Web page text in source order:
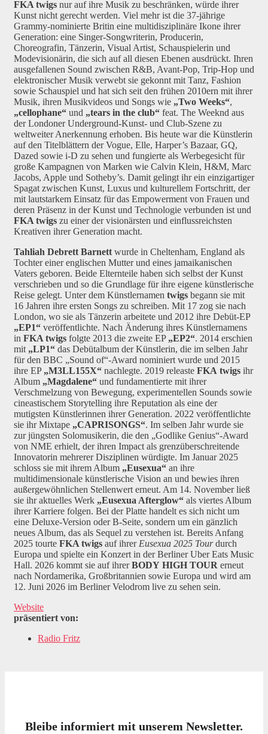
FKA twigs nur auf ihre Musik zu beschränken, würde ihrer
Kunst nicht gerecht werden. Viel mehr ist die 37-jährige
Grammy-nominierte Britin eine multidisziplinäre Ikone ihrer
Generation: eine Singer-Songwriterin, Producerin,
Choreografin, Tänzerin, Visual Artist, Schauspielerin und
Modevisionärin, die sich auf all diesen Ebenen ausdrückt. Ihren
ausgefallenen Sound zwischen R&B, Avant-Pop, Trip-Hop und
elektronischer Musik verwebt sie gekonnt mit Tanz, Fashion
sowie Schauspiel und hat sich seit den frühen 2010ern mit ihrer
Musik, ihren Musikvideos und Songs wie „Two Weeks“,
„cellophane“ und „tears in the club“ feat. The Weeknd aus
der Londoner Underground-Kunst- und Club-Szene zu
weltweiter Anerkennung erhoben. Bis heute war die Künstlerin
auf den Titelblättern der Vogue, Elle, Harper’s Bazaar, GQ,
Dazed sowie i-D zu sehen und fungierte als Werbegesicht für
große Kampagnen von Marken wie Calvin Klein, H&M, Marc
Jacobs, Apple und Sotheby’s. Damit gelingt ihr ein einzigartiger
Spagat zwischen Kunst, Luxus und kulturellem Fortschritt, der
mit lautstarkem Einsatz für das Empowerment von Frauen und
deren Präsenz in der Kunst und Technologie verbunden ist und
FKA twigs zu einer der visionärsten und einflussreichsten
Kreativen ihrer Generation macht.
Tahliah Debrett Barnett wurde in Cheltenham, England als
Tochter einer englischen Mutter und eines jamaikanischen
Vaters geboren. Beide Elternteile haben sich selbst der Kunst
verschrieben und so die Grundlage für ihre eigene künstlerische
Reise gelegt. Unter dem Künstlernamen twigs begann sie mit
16 Jahren ihre ersten Songs zu schreiben. Mit 17 zog sie nach
London, wo sie als Tänzerin arbeitete und 2012 ihre Debüt-EP
„EP1“ veröffentlichte. Nach Änderung ihres Künstlernamens
in FKA twigs folgte 2013 die zweite EP „EP2“. 2014 erschien
mit „LP1“ das Debütalbum der Künstlerin, die im selben Jahr
für den BBC „Sound of“-Award nominiert wurde und 2015
ihre EP „M3LL155X“ nachlegte. 2019 releaste FKA twigs ihr
Album „Magdalene“ und fundamentierte mit ihrer
Verschmelzung von Bewegung, experimentellen Sounds sowie
cineastischem Storytelling ihre Reputation als eine der
mutigsten Künstlerinnen ihrer Generation. 2022 veröffentlichte
sie ihr Mixtape „CAPRISONGS“. Im selben Jahr wurde sie
zur jüngsten Solomusikerin, die den „Godlike Genius“-Award
von NME erhielt, der ihren Impact als grenzüberschreitende
Innovatorin mehrerer Disziplinen würdigte. Im Januar 2025
schloss sie mit ihrem Album „Eusexua“ an ihre
multidimensionale künstlerische Vision an und bewies ihren
außergewöhnlichen Stellenwert erneut. Am 14. November ließ
sie ihr aktuelles Werk „Eusexua Afterglow“ als viertes Album
ihrer Karriere folgen. Bei der Platte handelt es sich nicht um
eine Deluxe-Version oder B-Seite, sondern um ein gänzlich
neues Album, das als Sequel zu verstehen ist. Bereits Anfang
2025 tourte FKA twigs auf ihrer Eusexua 2025 Tourdurch
Europa und spielte ein Konzert in der Berliner Uber Eats Music
Hall. 2026 kommt sie auf ihrerBODY HIGH TOUR erneut
nach Nordamerika, Großbritannien sowie Europa und wird am
12. Juni 2026 im Berliner Velodrom live zu sehen sein.
Website
präsentiert von:
Radio Fritz
Bleibe informiert mit unserem Newsletter.